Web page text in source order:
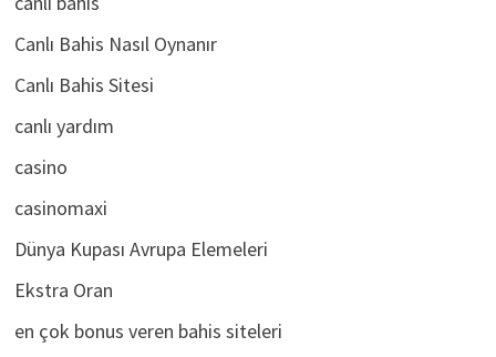
canlı bahis
Canlı Bahis Nasıl Oynanır
Canlı Bahis Sitesi
canlı yardım
casino
casinomaxi
Dünya Kupası Avrupa Elemeleri
Ekstra Oran
en çok bonus veren bahis siteleri